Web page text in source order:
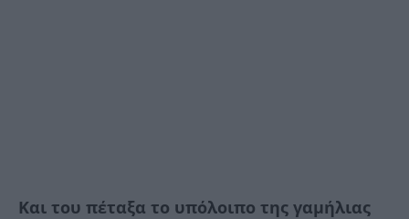
Και του πέταξα το υπόλοιπο της γαμήλιας